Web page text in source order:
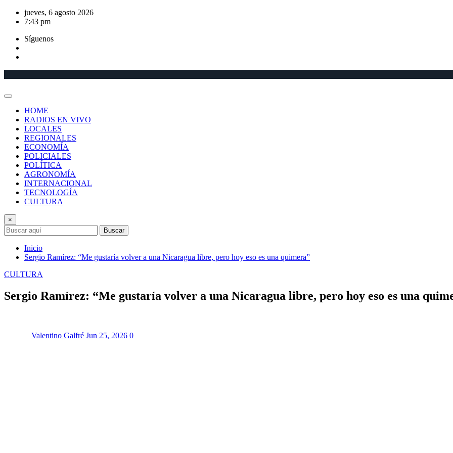
Saltar
jueves, 6 agosto 2026
7:43 pm
Síguenos
HOME
RADIOS EN VIVO
LOCALES
REGIONALES
ECONOMÍA
POLICIALES
POLÍTICA
AGRONOMÍA
INTERNACIONAL
TECNOLOGÍA
CULTURA
×
Buscar
Inicio
Sergio Ramírez: “Me gustaría volver a una Nicaragua libre, pero hoy eso es una quimera”
CULTURA
Sergio Ramírez: “Me gustaría volver a una Nicaragua libre, pero hoy eso es una
Valentino Galfré Jun 25, 2026 0